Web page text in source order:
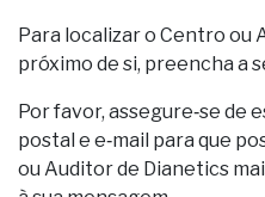
Para localizar o Centro ou
próximo de si, preencha a
Por favor, assegure‑se de
postal e e‑mail para que
ou Auditor de Dianetics